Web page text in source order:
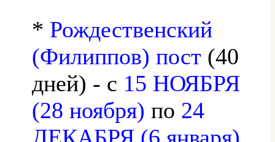
* Рождественский
(Филиппов) пост (40
дней) - с 15 НОЯБРЯ
(28 ноября) по 24